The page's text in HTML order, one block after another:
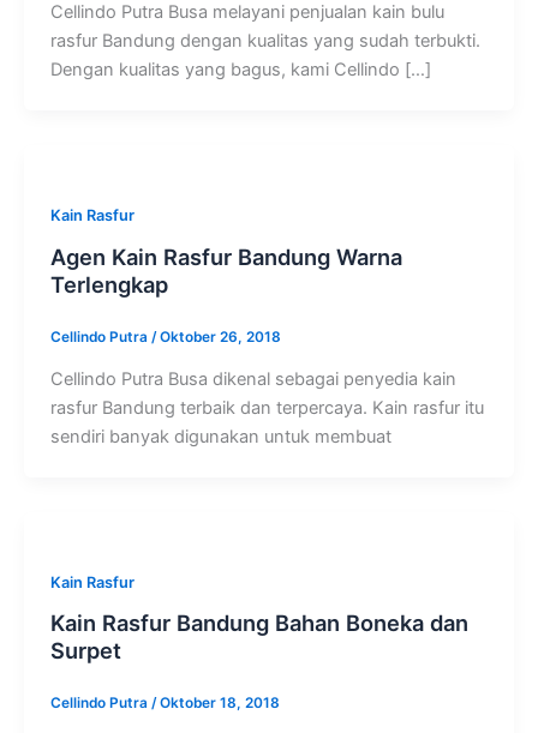
Cellindo Putra Busa melayani penjualan kain bulu
rasfur Bandung dengan kualitas yang sudah terbukti.
Dengan kualitas yang bagus, kami Cellindo […]
Kain Rasfur
Agen Kain Rasfur Bandung Warna
Terlengkap
Cellindo Putra /Oktober 26, 2018
Cellindo Putra Busa dikenal sebagai penyedia kain
rasfur Bandung terbaik dan terpercaya. Kain rasfur itu
sendiri banyak digunakan untuk membuat
Kain Rasfur
Kain Rasfur Bandung Bahan Boneka dan
Surpet
Cellindo Putra /Oktober 18, 2018